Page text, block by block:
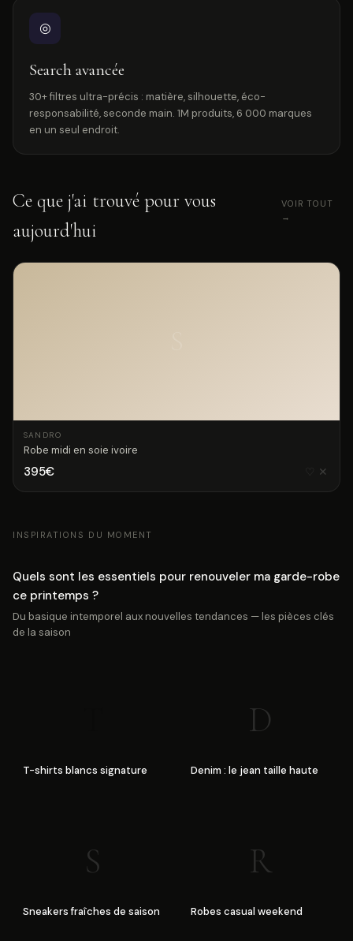
◎
Search avancée
30+ filtres ultra-précis : matière, silhouette, éco-
responsabilité, seconde main. 1M produits, 6 000 marques
en un seul endroit.
Ce que j'ai trouvé pour vous
aujourd'hui
VOIR TOUT
→
SANDRO
Robe midi en soie ivoire
395€ ✕
INSPIRATIONS DU MOMENT
Quels sont les essentiels pour renouveler ma garde-robe
ce printemps ?
Du basique intemporel aux nouvelles tendances — les pièces clés
de la saison
T-shirts blancs signature
D
Denim : le jean taille haute
S
Sneakers fraîches de saison
R
Robes casual weekend